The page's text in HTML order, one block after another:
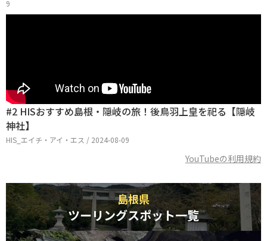
9
#2 HISおすすめ島根・隠岐の旅！後鳥羽上皇を祀る【隠岐
神社】
HIS_エイチ・アイ・エス / 2024-08-09
YouTubeの利用規約
島根県
ツーリングスポット一覧